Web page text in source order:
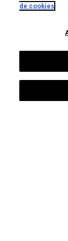
estudantes
sociedade
de cookies